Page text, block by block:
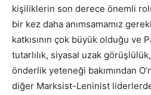
kişiliklerin son derece önemli
bir kez daha anımsamamız
katkısının çok büyük olduğu ve
tutarlılık, siyasal uzak
önderlik yeteneği bakımından
diğer Marksist-Leninist